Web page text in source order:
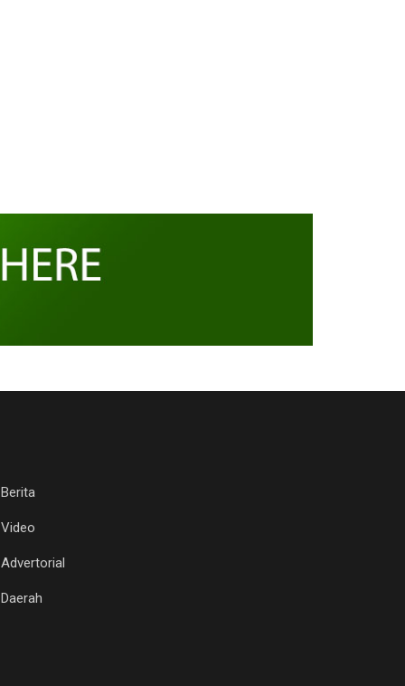
Berita
Video
Advertorial
Daerah